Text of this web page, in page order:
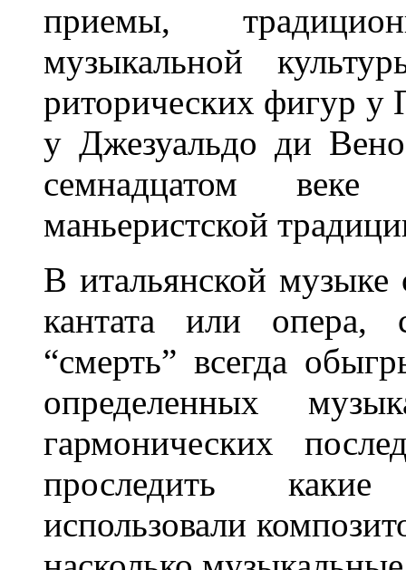
приемы,
музыкальной
риторических фигур
у Джезуальдо ди
семнадцатом
маньеристской
В итальянской музыке
кантата или опера,
“смерть” всегда
определенных
гармонических
проследить
использовали